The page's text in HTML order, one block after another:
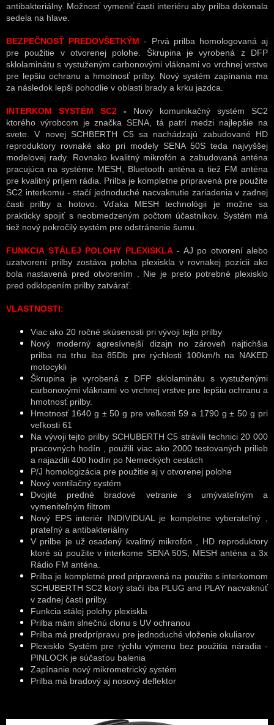
antibakteriálny. Možnosť vymeniť časti interiéru aby prilba dokonala
sedela na hlave.
BEZPEČNOSŤ PREDOVŠETKÝM - Prvá prilba homologovaná aj
pre použitie v otvorenej polohe. Škrupina je vyrobená z DFP
sklolaminátu s vystuženým carbonovými vláknami vo vrchnej vrstve
pre lepšiu ochranu a hmotnosť prilby. Nový systém zapínania ma
za následok lepši pohodlie v oblasti brady a krku jazdca.
INTERKOM SYSTÉM SC2 - Nový komunikačný systém SC2
ktorého výrobcom je značka SENA, tá patrí medzi najlepšie na
svete. V novej SCHBERTH C5 sa nachádzajú zabudované HD
reproduktory rovnaké ako pri modely SENA 50S teda najvyššej
modelovej rady. Rovnako kvalitný mikrofón a zabudovaná anténa
pracujúca na systéme MESH, Bluetooth anténa a tiež FM anténa
pre kvalitný príjem rádia. Prilba je kompletne pripravená pre použite
SC2 interkomu - stačí jednoduché nacvaknutie zariadenia v zadnej
časti prilby a hotovo. Vďaka MESH technológii je možne sa
prakticky spojiť s neobmedzeným počtom účastníkov. Systém má
tiež nový pokročilý systém pre odstránenie šumu.
FUNKCIA STÁLEJ POLOHY PLEXISKLA- AJ po otvorení alebo
uzatvorení prilby zostáva poloha plexiskla v rovnakej pozícii ako
bola nastavená pred otvorením . Nie je preto potrebné plexisklo
pred odklopením prilby zatvárať.
VLASTNOSTI:
Viac ako 20 ročné skúsenosti pri vývoji tejto prilby
Nový moderný agresívnejší dizajn no zároveň najtichšia
prilba na trhu iba 85Db pre rýchlosti 100km/h na NAKED
motocykli
Škrupina je vyrobená z DFP sklolaminátu s vystuženými
carbonovými vláknami vo vrchnej vrstve pre lepšiu ochranu a
hmotnosť prilby.
Hmotnosť 1640 g ± 50 g pre veľkosti 59 a 1790 g ± 50 g pri
veľkosti 61
Na vývoji tejto prilby SCHUBERTH C5 strávili technici 20 000
pracovných hodín , použili viac ako 2000 testovaných prilieb
a najazdili 400 hodín po Nemeckých cestách
P/J homologizácia pre použitie aj v otvorenej polohe
Nový ventilačný systém
Dvojité predné bradové vetranie s umývateľným a
vymeniteľným filtrom
Nový EPS interiér INDIVIDUAL je kompletne vyberateľný ,
prateľný a antibakteriálny
V prilbe je už osadený kvalitný mikrofón , HD reproduktory
ktoré sú použite v interkome SENA 50S, MESH anténa a 3x
Rádio FM anténa.
Prilba je kompletné pred pripravená na použite s interkomom
SCHUBERTH SC2 ktorý stačí iba PLUG and PLAY nacvaknúť
v zadnej časti prilby.
Funkcia stálej polohy plexiskla
Prilba mám slnečnú clonu s UV ochranou
Prilba má predprípravu pre jednoduché vloženie okuliarov
Plexisklo Systém pre rýchlu výmenu bez použitia náradia -
PINLOCK je súčasťou balenia
Zapínanie nový mikrometrický systém
Prilba má bradový aj nosový deflektor